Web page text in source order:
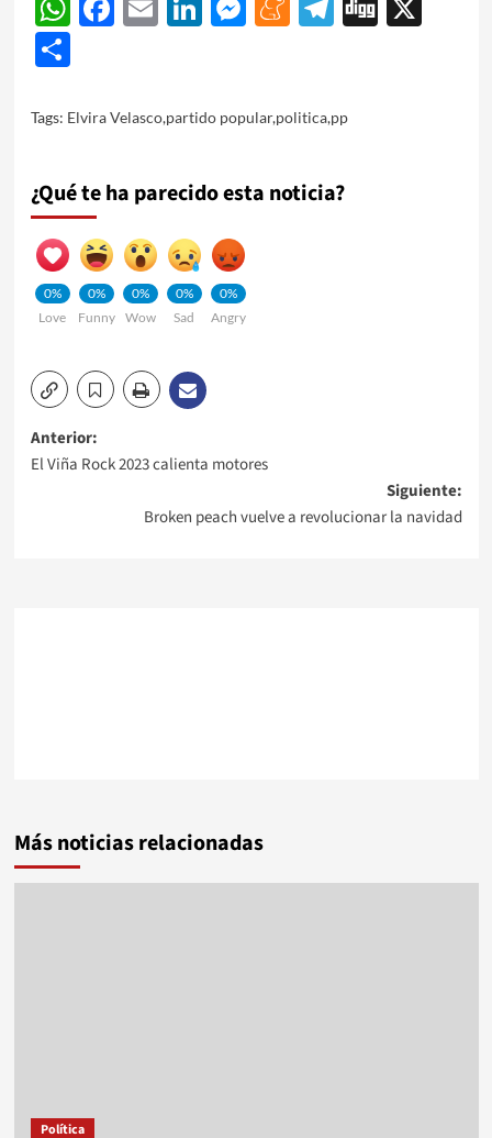
Share
Tags: Elvira Velasco,partido popular,politica,pp
¿Qué te ha parecido esta noticia?
0%
Love
0%
Funny
0%
Wow
0%
Sad
0%
Angry
Navegación
entradas
Anterior:
El Viña Rock 2023 calienta motores
Siguiente:
Broken peach vuelve a revolucionar la navidad
Más noticias relacionadas
Política